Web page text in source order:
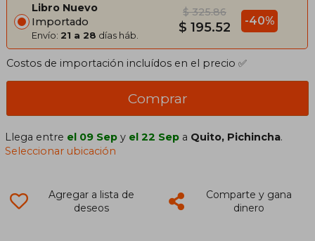
Libro Nuevo
Importado
Envío: 21 a 28 días háb.
$ 325.86
$ 195.52 -40%
Costos de importación incluídos en el precio ✅
Comprar
Llega entre el 09 Sep y el 22 Sep a Quito, Pichincha.
Seleccionar ubicación
Agregar a lista de
deseos
Comparte y gana
dinero